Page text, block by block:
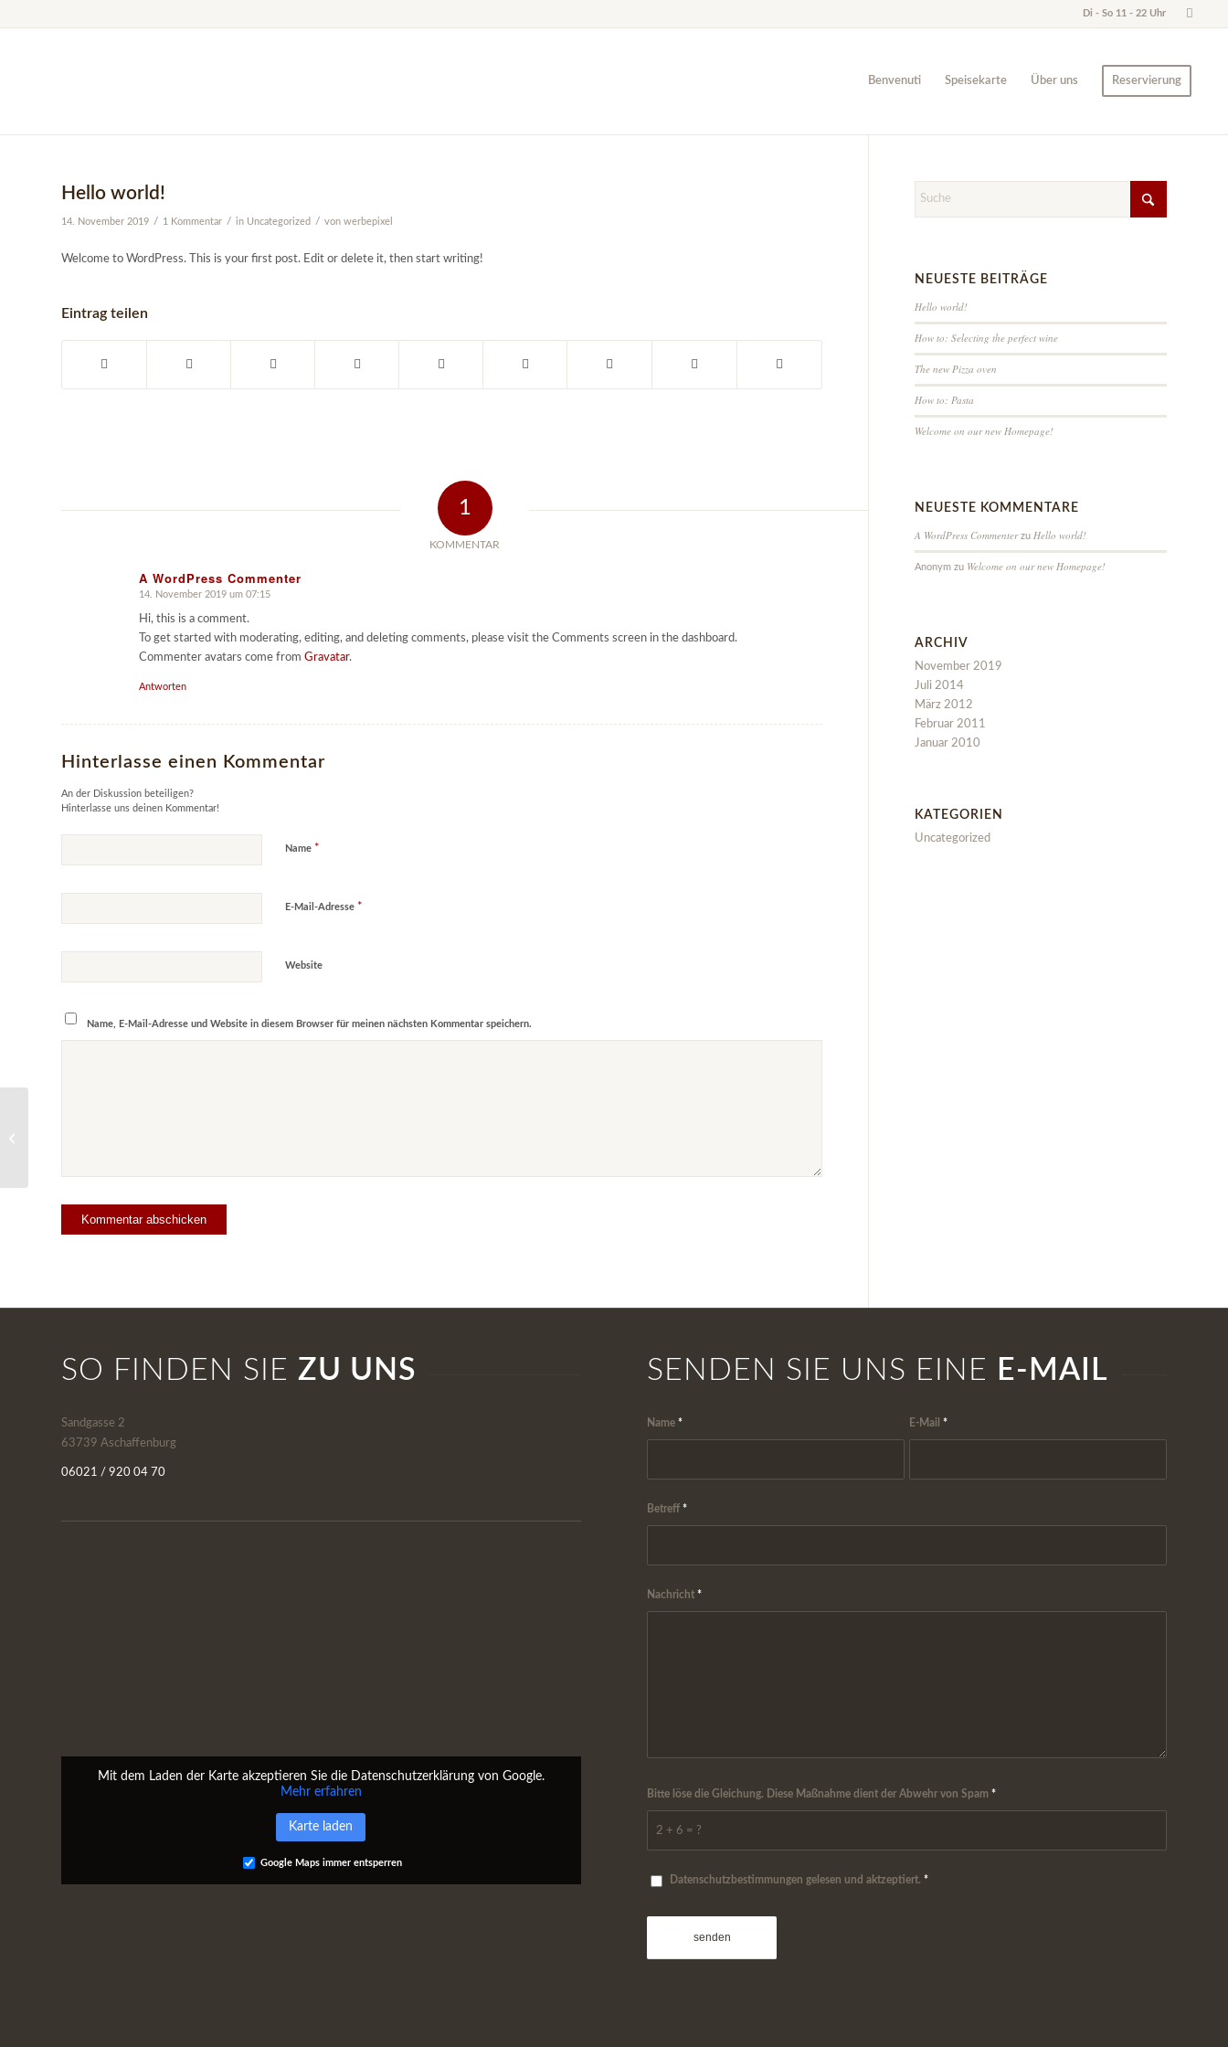
Di - So 11 - 22 Uhr
Benvenuti Speisekarte Über uns Reservierung
Hello world!
14. November 2019 / 1 Kommentar / in Uncategorized / von werbepixel
Welcome to WordPress. This is your first post. Edit or delete it, then start writing!
Eintrag teilen
1
KOMMENTAR
A WordPress Commenter
sagte:
14. November 2019 um 07:15
Hi, this is a comment.
To get started with moderating, editing, and deleting comments, please visit the Comments screen in the dashboard.
Commenter avatars come from Gravatar.
Antworten
Hinterlasse einen Kommentar
An der Diskussion beteiligen?
Hinterlasse uns deinen Kommentar!
Name *
E-Mail-Adresse *
Website
Name, E-Mail-Adresse und Website in diesem Browser für meinen nächsten Kommentar speichern.
NEUESTE BEITRÄGE
Hello world!
How to: Selecting the perfect wine
The new Pizza oven
How to: Pasta
Welcome on our new Homepage!
NEUESTE KOMMENTARE
A WordPress Commenterzu Hello world!
Anonym zu Welcome on our new Homepage!
ARCHIV
November 2019
Juli 2014
März 2012
Februar 2011
Januar 2010
KATEGORIEN
Uncategorized
SO FINDEN SIE ZU UNS
Sandgasse 2
63739 Aschaffenburg
06021 / 920 04 70
Mit dem Laden der Karte akzeptieren Sie die Datenschutzerklärung von Google.
Mehr erfahren
Karte laden
Google Maps immer entsperren
SENDEN SIE UNS EINE E-MAIL
Name* E-Mail*
Betreff*
Nachricht*
2 + 6 = ?
Bitte löse die Gleichung. Diese Maßnahme dient der Abwehr von Spam*
Datenschutzbestimmungen gelesen und aktzeptiert.*